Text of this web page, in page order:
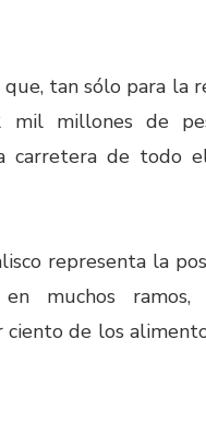
tan sólo para la
mil millones de
carretera de todo
representa la
en muchos
de los